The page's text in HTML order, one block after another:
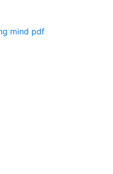
mind pdf